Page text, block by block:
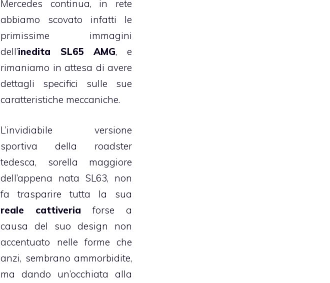
Mercedes continua, in rete
abbiamo scovato infatti le
primissime immagini
dell’inedita SL65 AMG, e
rimaniamo in attesa di avere
dettagli specifici sulle sue
caratteristiche meccaniche.
L’invidiabile versione
sportiva della roadster
tedesca, sorella maggiore
dell’appena nata SL63, non
fa trasparire tutta la sua
reale cattiveria forse a
causa del suo design non
accentuato nelle forme che
anzi, sembrano ammorbidite,
ma dando un’occhiata alla